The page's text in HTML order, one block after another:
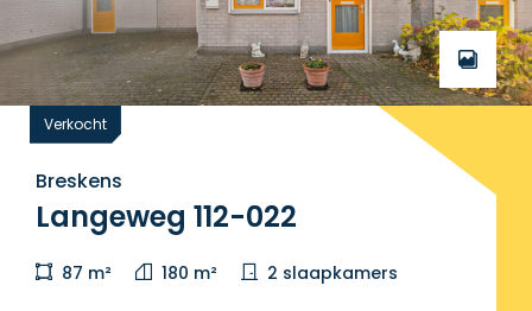
Verkocht
Breskens
Langeweg 112-022
87 m² 180 m² 2 slaapkamers